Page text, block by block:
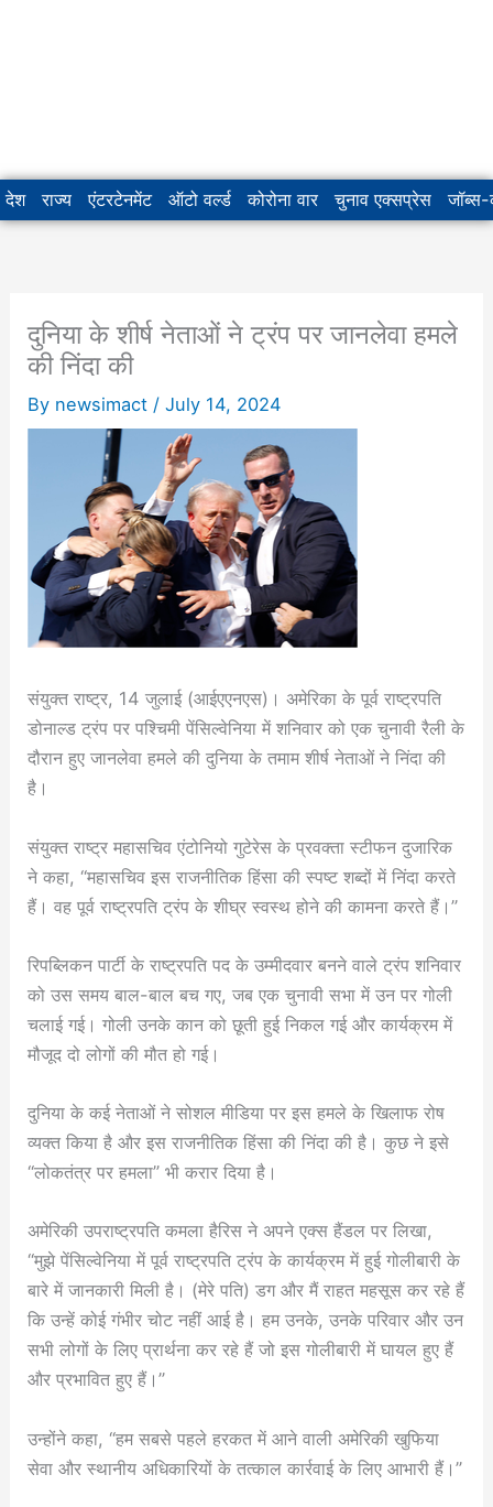
देश राज्य एंटरटेनमेंट ऑटो वर्ल्ड कोरोना वार चुनाव एक्सप्रेस जॉब्स-
दुनिया के शीर्ष नेताओं ने ट्रंप पर जानलेवा हमले
की निंदा की
By newsimact /July 14, 2024
संयुक्त राष्ट्र, 14 जुलाई (आईएएनएस)। अमेरिका के पूर्व राष्ट्रपति
डोनाल्ड ट्रंप पर पश्चिमी पेंसिल्वेनिया में शनिवार को एक चुनावी रैली के
दौरान हुए जानलेवा हमले की दुनिया के तमाम शीर्ष नेताओं ने निंदा की
है।
संयुक्त राष्ट्र महासचिव एंटोनियो गुटेरेस के प्रवक्ता स्टीफन दुजारिक
ने कहा, “महासचिव इस राजनीतिक हिंसा की स्पष्ट शब्दों में निंदा करते
हैं। वह पूर्व राष्ट्रपति ट्रंप के शीघ्र स्वस्थ होने की कामना करते हैं।”
रिपब्लिकन पार्टी के राष्ट्रपति पद के उम्मीदवार बनने वाले ट्रंप शनिवार
को उस समय बाल-बाल बच गए, जब एक चुनावी सभा में उन पर गोली
चलाई गई। गोली उनके कान को छूती हुई निकल गई और कार्यक्रम में
मौजूद दो लोगों की मौत हो गई।
दुनिया के कई नेताओं ने सोशल मीडिया पर इस हमले के खिलाफ रोष
व्यक्त किया है और इस राजनीतिक हिंसा की निंदा की है। कुछ ने इसे
“लोकतंत्र पर हमला” भी करार दिया है।
अमेरिकी उपराष्ट्रपति कमला हैरिस ने अपने एक्स हैंडल पर लिखा,
“मुझे पेंसिल्वेनिया में पूर्व राष्ट्रपति ट्रंप के कार्यक्रम में हुई गोलीबारी के
बारे में जानकारी मिली है। (मेरे पति) डग और मैं राहत महसूस कर रहे हैं
कि उन्हें कोई गंभीर चोट नहीं आई है। हम उनके, उनके परिवार और उन
सभी लोगों के लिए प्रार्थना कर रहे हैं जो इस गोलीबारी में घायल हुए हैं
और प्रभावित हुए हैं।”
उन्होंने कहा, “हम सबसे पहले हरकत में आने वाली अमेरिकी खुफिया
सेवा और स्थानीय अधिकारियों के तत्काल कार्रवाई के लिए आभारी हैं।”